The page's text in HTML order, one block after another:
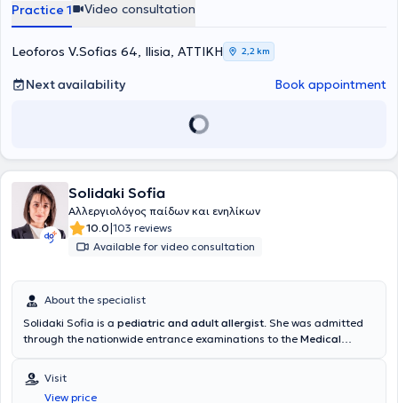
Practice 1 Video consultation
Leoforos V.Sofias 64, Ilisia, ΑΤΤΙΚΗ 2,2 km
Next availability Book appointment
Solidaki Sofia
Αλλεργιολόγος παίδων και ενηλίκων
10.0|103 reviews
Available for video consultation
About the specialist
Solidaki Sofia is a pediatric and adult allergist. She was admitted
through the nationwide entrance examinations to the Medical
specialized at the University General Hospital "
Allergology Unit "Dimitrios Kalogeromitros" of the 2nd Clinic of
Visit
View price